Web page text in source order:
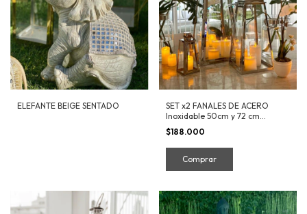
ELEFANTE BEIGE SENTADO
SET x2 FANALES DE ACERO
Inoxidable 50cm y 72 cm
Interior Exterior
$188.000